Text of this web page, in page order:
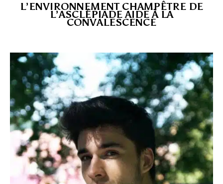
L’ENVIRONNEMENT CHAMPÊTRE DE
L’ASCLÉPIADE AIDE À LA
CONVALESCENCE